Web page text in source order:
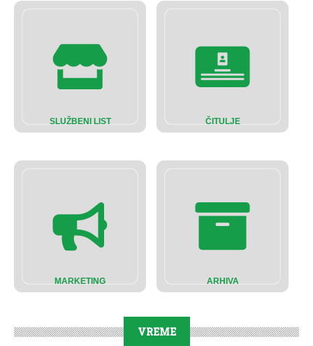
SLUŽBENI LIST ČITULJE
MARKETING ARHIVA
VREME